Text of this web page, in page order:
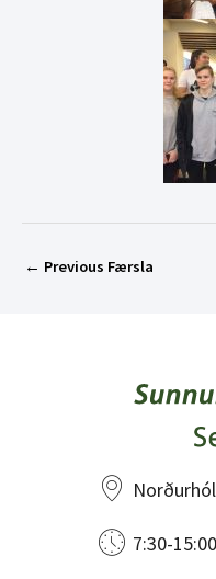
← Previous Færsla
7:30-15:00